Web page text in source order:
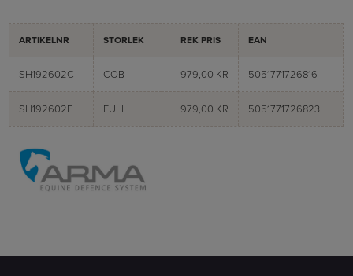
ARTIKELNR STORLEK REK PRIS EAN
SH192602C COB 979,00 KR 5051771726816
SH192602F FULL 979,00 KR 5051771726823